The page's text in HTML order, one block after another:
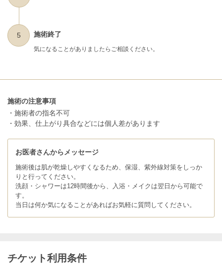
5 施術終了
気になることがありましたらご相談ください。
施術の注意事項
・施術者の指名不可
・効果、仕上がり具合などには個人差があります
お医者さんからメッセージ
施術後は肌が乾燥しやすくなるため、保湿、紫外線対策をしっか
りと行ってください。
洗顔・シャワーは12時間後から、入浴・メイクは翌日から可能で
す。
当日は何か気になることがあればお気軽に質問してください。
チケット利用条件